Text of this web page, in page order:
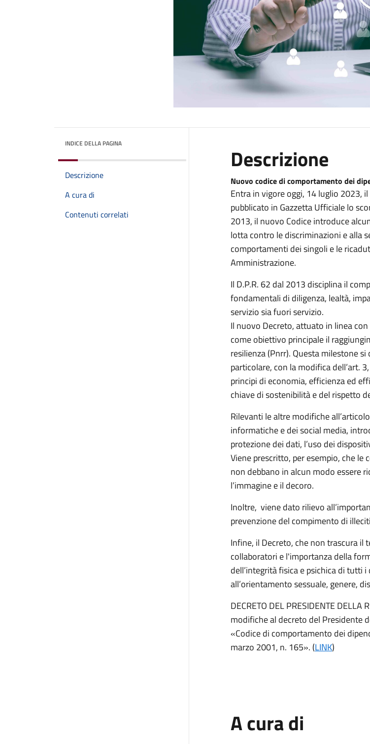
INDICE DELLA PAGINA
Descrizione
A cura di
Contenuti correlati
Descrizione
Nuovo codice di comportamento dei
Entra in vigore oggi, 14 luglio 2023,
pubblicato in Gazzetta Ufficiale lo
2013, il nuovo Codice introduce
lotta contro le discriminazioni e alla
comportamenti dei singoli e le
Amministrazione.
Il D.P.R. 62 dal 2013 disciplina il
fondamentali di diligenza, lealtà,
servizio sia fuori servizio.
Il nuovo Decreto, attuato in linea
come obiettivo principale il
resilienza (Pnrr). Questa milestone
particolare, con la modifica dell’art.
principi di economia, efficienza ed
chiave di sostenibilità e del rispetto
Rilevanti le altre modifiche
informatiche e dei social media,
protezione dei dati, l’uso dei
Viene prescritto, per esempio, che
non debbano in alcun modo essere
l’immagine e il decoro.
Inoltre, viene dato rilievo
prevenzione del compimento di
Infine, il Decreto, che non trascura il
collaboratori e l'importanza della
dell’integrità fisica e psichica di tutti
all’orientamento sessuale, genere,
DECRETO DEL PRESIDENTE
modifiche al decreto del Presidente
«Codice di comportamento dei
marzo 2001, n. 165». (LINK)
A cura di